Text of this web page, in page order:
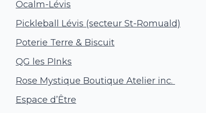
Ocalm-Lévis
Pickleball Lévis (secteur St-Romuald)
Poterie Terre & Biscuit
QG les PInks
Rose Mystique Boutique Atelier inc.
Espace d’Être